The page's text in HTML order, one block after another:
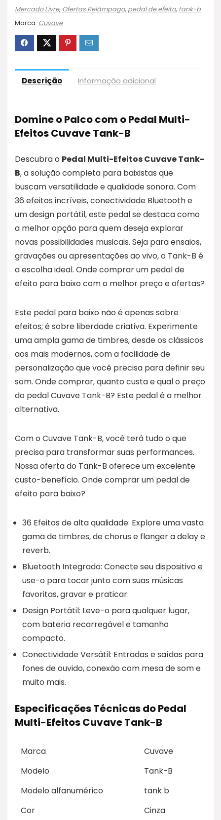
Mercado Livre, Ofertas Relâmpago, pedal de efeito, tank-b
Marca: Cuvave
Descrição Informação adicional
Domine o Palco com o Pedal Multi-
Efeitos Cuvave Tank-B
Descubra o Pedal Multi-Efeitos Cuvave Tank-
B, a solução completa para baixistas que
buscam versatilidade e qualidade sonora. Com
36 efeitos incríveis, conectividade Bluetooth e
um design portátil, este pedal se destaca como
a melhor opção para quem deseja explorar
novas possibilidades musicais. Seja para ensaios,
gravações ou apresentações ao vivo, o Tank-B é
a escolha ideal. Onde comprar um pedal de
efeito para baixo com o melhor preço e ofertas?
Este pedal para baixo não é apenas sobre
efeitos; é sobre liberdade criativa. Experimente
uma ampla gama de timbres, desde os clássicos
aos mais modernos, com a facilidade de
personalização que você precisa para definir seu
som. Onde comprar, quanto custa e qual o preço
do pedal Cuvave Tank-B? Este pedal é a melhor
alternativa.
Com o Cuvave Tank-B, você terá tudo o que
precisa para transformar suas performances.
Nossa oferta do Tank-B oferece um excelente
custo-benefício. Onde comprar um pedal de
efeito para baixo?
36 Efeitos de alta qualidade: Explore uma vasta
gama de timbres, de chorus e flanger a delay e
reverb.
Bluetooth Integrado: Conecte seu dispositivo e
use-o para tocar junto com suas músicas
favoritas, gravar e praticar.
Design Portátil: Leve-o para qualquer lugar,
com bateria recarregável e tamanho
compacto.
Conectividade Versátil: Entradas e saídas para
fones de ouvido, conexão com mesa de som e
muito mais.
Especificações Técnicas do Pedal
Multi-Efeitos Cuvave Tank-B
Marca
Cuvave
Modelo
Tank-B
Modelo alfanumérico
tank b
Cor
Cinza